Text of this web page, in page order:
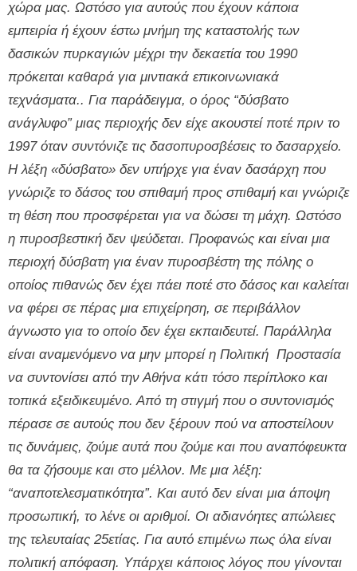
χώρα μας. Ωστόσο για αυτούς που έχουν κάποια
εμπειρία ή έχουν έστω μνήμη της καταστολής των
δασικών πυρκαγιών μέχρι την δεκαετία του 1990
πρόκειται καθαρά για μιντιακά επικοινωνιακά
τεχνάσματα.. Για παράδειγμα, ο όρος “δύσβατο
ανάγλυφο” μιας περιοχής δεν είχε ακουστεί ποτέ πριν το
1997 όταν συντόνιζε τις δασοπυροσβέσεις το δασαρχείο.
Η λέξη «δύσβατο» δεν υπήρχε για έναν δασάρχη που
γνώριζε το δάσος του σπιθαμή προς σπιθαμή και γνώριζε
τη θέση που προσφέρεται για να δώσει τη μάχη. Ωστόσο
η πυροσβεστική δεν ψεύδεται. Προφανώς και είναι μια
περιοχή δύσβατη για έναν πυροσβέστη της πόλης ο
οποίος πιθανώς δεν έχει πάει ποτέ στο δάσος και καλείται
να φέρει σε πέρας μια επιχείρηση, σε περιβάλλον
άγνωστο για το οποίο δεν έχει εκπαιδευτεί. Παράλληλα
είναι αναμενόμενο να μην μπορεί η Πολιτική Προστασία
να συντονίσει από την Αθήνα κάτι τόσο περίπλοκο και
τοπικά εξειδικευμένο. Από τη στιγμή που ο συντονισμός
πέρασε σε αυτούς που δεν ξέρουν πού να αποστείλουν
τις δυνάμεις, ζούμε αυτά που ζούμε και που αναπόφευκτα
θα τα ζήσουμε και στο μέλλον. Με μια λέξη:
“αναποτελεσματικότητα”. Και αυτό δεν είναι μια άποψη
προσωπική, το λένε οι αριθμοί. Οι αδιανόητες απώλειες
της τελευταίας 25ετίας. Για αυτό επιμένω πως όλα είναι
πολιτική απόφαση. Υπάρχει κάποιος λόγος που γίνονται